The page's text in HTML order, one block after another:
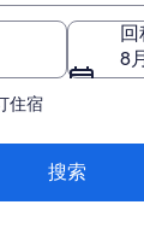
回
8
住宿
搜索